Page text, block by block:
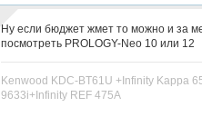
Ну если бюджет жмет то можно и за
посмотреть PROLOGY-Neo 10 или 12
Kenwood KDC-BT61U +Infinity Kappa
9633i+Infinity REF 475A